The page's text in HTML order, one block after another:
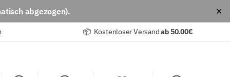
abgezogen). ✕
📦 Kostenloser Versandab 50.00€